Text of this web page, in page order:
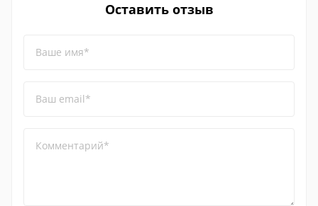
Оставить отзыв
Ваше имя*
Ваш email*
Комментарий*